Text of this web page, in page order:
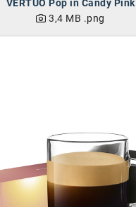
VERTUO Pop in Candy Pink
3,4 MB .png